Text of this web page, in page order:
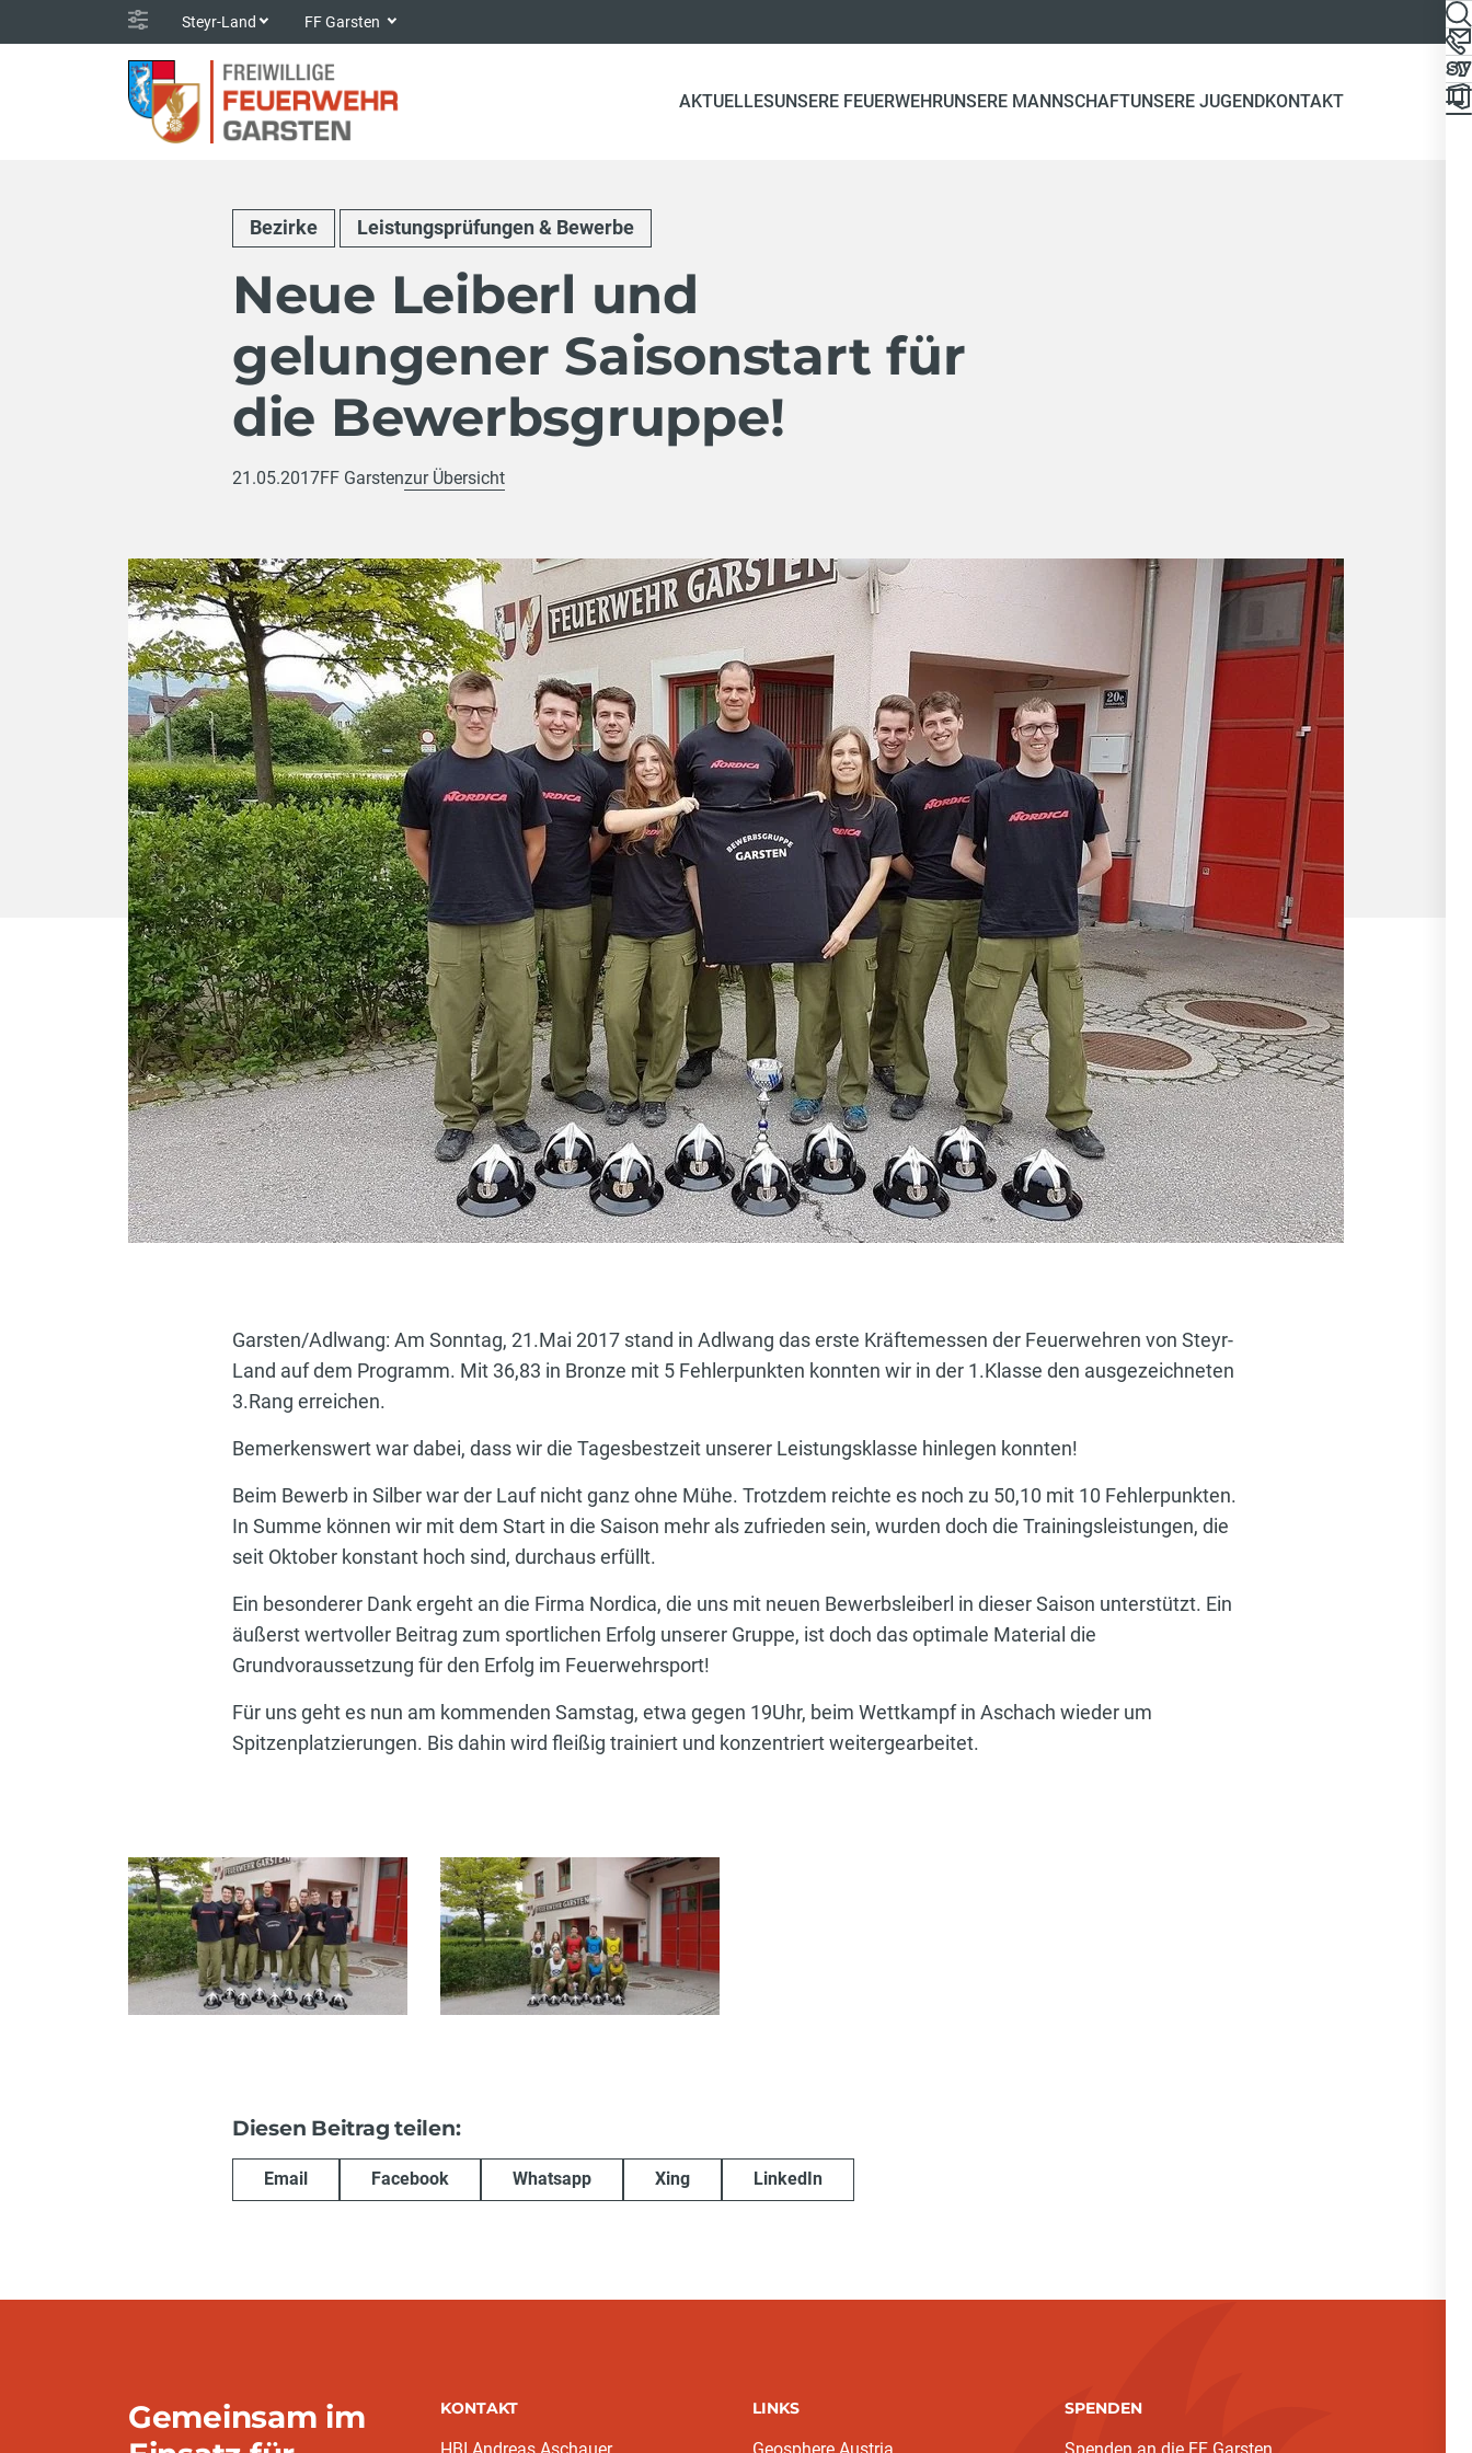
Steyr-Land FF Garsten
AKTUELLESUNSERE FEUERWEHRUNSERE MANNSCHAFTUNSERE JUGENDKONTAKT
Bezirke Leistungsprüfungen & Bewerbe
Neue Leiberl und
gelungener Saisonstart für
die Bewerbsgruppe!
21.05.2017FF Garstenzur Übersicht
Garsten/Adlwang: Am Sonntag, 21.Mai 2017 stand in Adlwang das erste Kräftemessen der Feuerwehren von Steyr-
Land auf dem Programm. Mit 36,83 in Bronze mit 5 Fehlerpunkten konnten wir in der 1.Klasse den ausgezeichneten
3.Rang erreichen.
Bemerkenswert war dabei, dass wir die Tagesbestzeit unserer Leistungsklasse hinlegen konnten!
Beim Bewerb in Silber war der Lauf nicht ganz ohne Mühe. Trotzdem reichte es noch zu 50,10 mit 10 Fehlerpunkten.
In Summe können wir mit dem Start in die Saison mehr als zufrieden sein, wurden doch die Trainingsleistungen, die
seit Oktober konstant hoch sind, durchaus erfüllt.
Ein besonderer Dank ergeht an die Firma Nordica, die uns mit neuen Bewerbsleiberl in dieser Saison unterstützt. Ein
äußerst wertvoller Beitrag zum sportlichen Erfolg unserer Gruppe, ist doch das optimale Material die
Grundvoraussetzung für den Erfolg im Feuerwehrsport!
Für uns geht es nun am kommenden Samstag, etwa gegen 19Uhr, beim Wettkampf in Aschach wieder um
Spitzenplatzierungen. Bis dahin wird fleißig trainiert und konzentriert weitergearbeitet.
Diesen Beitrag teilen:
Email Facebook Whatsapp Xing LinkedIn
Gemeinsam im
KONTAKT LINKS SPENDEN